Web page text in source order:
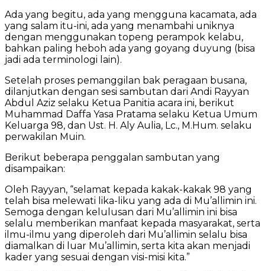
Ada yang begitu, ada yang mengguna kacamata, ada
yang salam itu-ini, ada yang menambahi uniknya
dengan menggunakan topeng perampok kelabu,
bahkan paling heboh ada yang goyang duyung (bisa
jadi ada terminologi lain).
Setelah proses pemanggilan bak peragaan busana,
dilanjutkan dengan sesi sambutan dari Andi Rayyan
Abdul Aziz selaku Ketua Panitia acara ini, berikut
Muhammad Daffa Yasa Pratama selaku Ketua Umum
Keluarga 98, dan Ust. H. Aly Aulia, Lc., M.Hum. selaku
perwakilan Muin.
Berikut beberapa penggalan sambutan yang
disampaikan:
Oleh Rayyan, “selamat kepada kakak-kakak 98 yang
telah bisa melewati lika-liku yang ada di Mu’allimin ini.
Semoga dengan kelulusan dari Mu’allimin ini bisa
selalu memberikan manfaat kepada masyarakat, serta
ilmu-ilmu yang diperoleh dari Mu’allimin selalu bisa
diamalkan di luar Mu’allimin, serta kita akan menjadi
kader yang sesuai dengan visi-misi kita.”